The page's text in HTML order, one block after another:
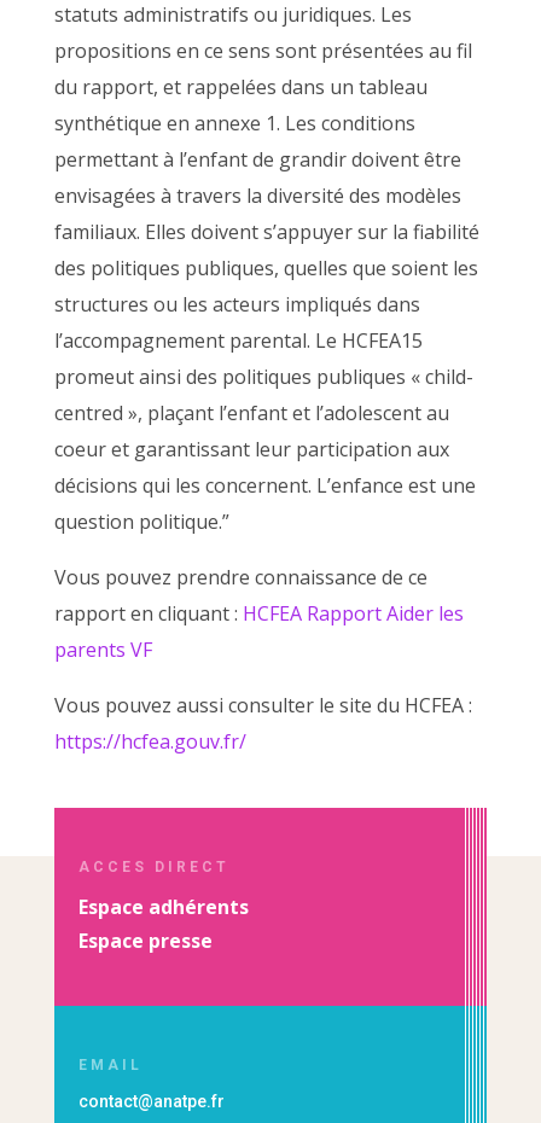
statuts administratifs ou juridiques. Les
propositions en ce sens sont présentées au fil
du rapport, et rappelées dans un tableau
synthétique en annexe 1. Les conditions
permettant à l’enfant de grandir doivent être
envisagées à travers la diversité des modèles
familiaux. Elles doivent s’appuyer sur la fiabilité
des politiques publiques, quelles que soient les
structures ou les acteurs impliqués dans
l’accompagnement parental. Le HCFEA15
promeut ainsi des politiques publiques « child-
centred », plaçant l’enfant et l’adolescent au
coeur et garantissant leur participation aux
décisions qui les concernent. L’enfance est une
question politique.”
Vous pouvez prendre connaissance de ce
rapport en cliquant : HCFEA Rapport Aider les
parents VF
Vous pouvez aussi consulter le site du HCFEA :
https://hcfea.gouv.fr/
ACCES DIRECT
Espace adhérents
Espace presse
EMAIL
contact@anatpe.fr